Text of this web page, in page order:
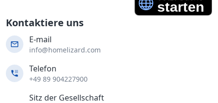
Kontaktiere uns
E-mail
info@homelizard.com
Telefon
+49 89 904227900
Sitz der Gesellschaft